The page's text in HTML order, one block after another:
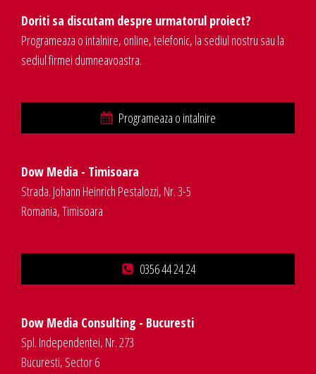
Doriti sa discutam despre urmatorul proiect?
Programeaza o intalnire, online, telefonic, la sediul nostru sau la
sediul firmei dumneavoastra.
Programeaza o intalnire
Dow Media - Timisoara
Strada. Johann Heinrich Pestalozzi, Nr. 3-5
Romania, Timisoara
0356 44 24 24
Dow Media Consulting - Bucuresti
Spl. Independentei, Nr. 273
Bucuresti, Sector 6